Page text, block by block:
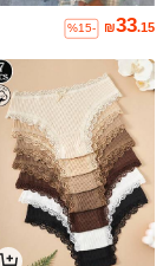
₪33.15
%15-